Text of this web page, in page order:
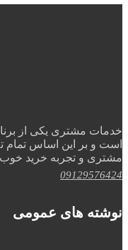
خدمات مشتری یکی از
است و بر این اساس تمام
مشتری و تجربه خرید
09129576424
نوشته های عمومی